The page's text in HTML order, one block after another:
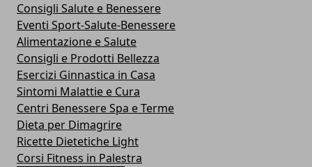
Consigli Salute e Benessere
Eventi Sport-Salute-Benessere
Alimentazione e Salute
Consigli e Prodotti Bellezza
Esercizi Ginnastica in Casa
Sintomi Malattie e Cura
Centri Benessere Spa e Terme
Dieta per Dimagrire
Ricette Dietetiche Light
Corsi Fitness in Palestra